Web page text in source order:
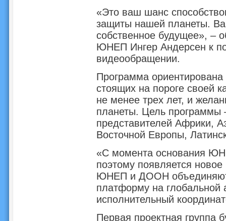
«Это ваш шанс
защиты нашей планеты.
собственное будущее», –
ЮНЕП Ингер Андерсен к
видеообращении.
Программа ориентирована
стоящих на пороге своей
не менее трех лет, и
планеты. Цель
представителей Африки,
Восточной Европы,
«С момента основания
поэтому появляется
ЮНЕП и ДООН
платформу на глобальной
исполнительный
Первая проектная группа